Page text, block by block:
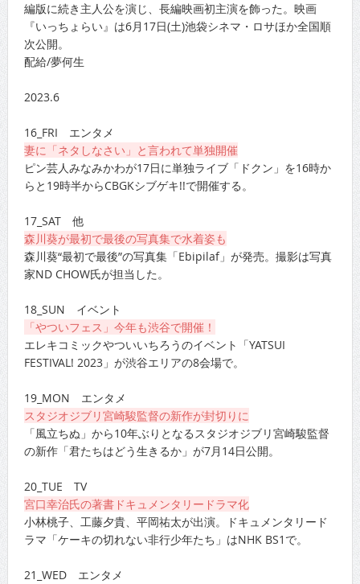
編版に続き主人公を演じ、長編映画初主演を飾った。映画
『いっちょらい』は6月17日(土)池袋シネマ・ロサほか全国順
次公開。
配給/夢何生
2023.6
16_FRI エンタメ
妻に「ネタしなさい」と言われて単独開催
ピン芸人みなみかわが17日に単独ライブ「ドクン」を16時か
らと19時半からCBGKシブゲキ!!で開催する。
17_SAT 他
森川葵が最初で最後の写真集で水着姿も
森川葵“最初で最後”の写真集「Ebipilaf」が発売。撮影は写真
家ND CHOW氏が担当した。
18_SUN イベント
「やついフェス」今年も渋谷で開催！
エレキコミックやついいちろうのイベント「YATSUI
FESTIVAL! 2023」が渋谷エリアの8会場で。
19_MON エンタメ
スタジオジブリ宮崎駿監督の新作が封切りに
「風立ちぬ」から10年ぶりとなるスタジオジブリ宮崎駿監督
の新作「君たちはどう生きるか」が7月14日公開。
20_TUE TV
宮口幸治氏の著書ドキュメンタリードラマ化
小林桃子、工藤夕貴、平岡祐太が出演。ドキュメンタリード
ラマ「ケーキの切れない非行少年たち」はNHK BS1で。
21_WED エンタメ